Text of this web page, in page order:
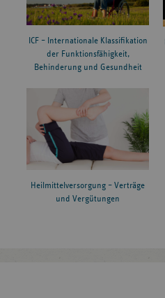
ICF – Internationale Klassifikation
der Funktionsfähigkeit,
Behinderung und Gesundheit
Heilmittelversorgung – Verträge
und Vergütungen